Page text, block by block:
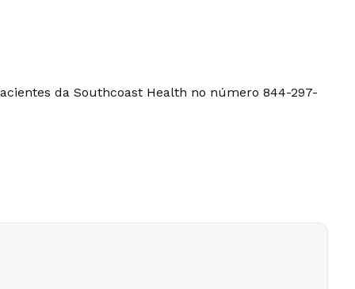
da Southcoast Health no número 844-297-